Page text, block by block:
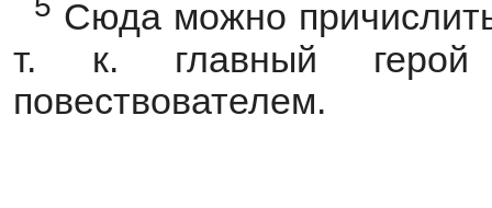
Сюда можно
т. к. главный герой
повествователем.